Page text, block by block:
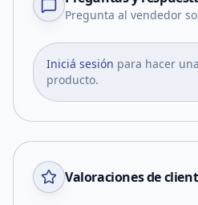
Pregunta al vendedor
Iniciá sesión para hacer
producto.
Valoraciones de